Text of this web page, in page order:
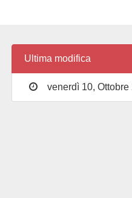
Ultima modifica
venerdì 10, Ottobre